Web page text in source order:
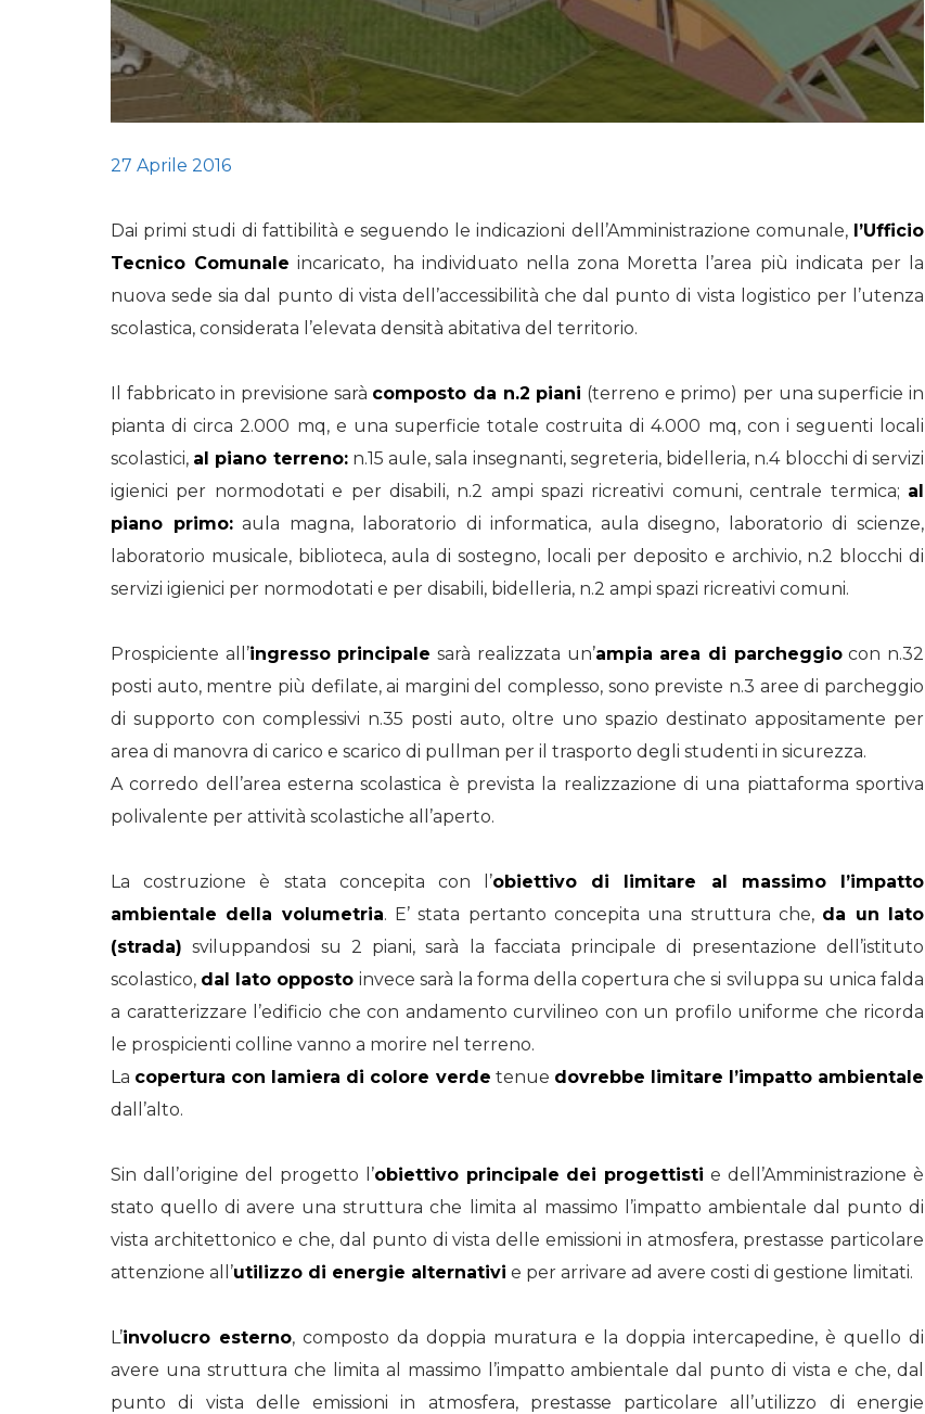
27 Aprile 2016
Dai primi studi di fattibilità e seguendo le indicazioni dell’Amministrazione comunale, l’Ufficio
Tecnico Comunale incaricato, ha individuato nella zona Moretta l’area più indicata per la
nuova sede sia dal punto di vista dell’accessibilità che dal punto di vista logistico per l’utenza
scolastica, considerata l’elevata densità abitativa del territorio.
Il fabbricato in previsione sarà composto da n.2 piani (terreno e primo) per una superficie in
pianta di circa 2.000 mq, e una superficie totale costruita di 4.000 mq, con i seguenti locali
scolastici, al piano terreno:n.15 aule, sala insegnanti, segreteria, bidelleria, n.4 blocchi di servizi
igienici per normodotati e per disabili, n.2 ampi spazi ricreativi comuni, centrale termica; al
piano primo:aula magna, laboratorio di informatica, aula disegno, laboratorio di scienze,
laboratorio musicale, biblioteca, aula di sostegno, locali per deposito e archivio, n.2 blocchi di
servizi igienici per normodotati e per disabili, bidelleria, n.2 ampi spazi ricreativi comuni.
Prospiciente all’ingresso principale sarà realizzata un’ampia area di parcheggiocon n.32
posti auto, mentre più defilate, ai margini del complesso, sono previste n.3 aree di parcheggio
di supporto con complessivi n.35 posti auto, oltre uno spazio destinato appositamente per
area di manovra di carico e scarico di pullman per il trasporto degli studenti in sicurezza.
A corredo dell’area esterna scolastica è prevista la realizzazione di una piattaforma sportiva
polivalente per attività scolastiche all’aperto.
La costruzione è stata concepita con l’obiettivo di limitare al massimo l’impatto
ambientale della volumetria. E’ stata pertanto concepita una struttura che, da un lato
(strada) sviluppandosi su 2 piani, sarà la facciata principale di presentazione dell’istituto
scolastico, dal lato opposto invece sarà la forma della copertura che si sviluppa su unica falda
a caratterizzare l’edificio che con andamento curvilineo con un profilo uniforme che ricorda
le prospicienti colline vanno a morire nel terreno.
La copertura con lamiera di colore verde tenue dovrebbe limitare l’impatto ambientale
dall’alto.
Sin dall’origine del progetto l’obiettivo principale dei progettisti e dell’Amministrazione è
stato quello di avere una struttura che limita al massimo l’impatto ambientale dal punto di
vista architettonico e che, dal punto di vista delle emissioni in atmosfera, prestasse particolare
attenzione all’utilizzo di energie alternativi e per arrivare ad avere costi di gestione limitati.
L’involucro esterno, composto da doppia muratura e la doppia intercapedine, è quello di
avere una struttura che limita al massimo l’impatto ambientale dal punto di vista e che, dal
punto di vista delle emissioni in atmosfera, prestasse particolare all’utilizzo di energie
HEADQUARTERS
REMIX
nuovo talk di
NiiProgetti